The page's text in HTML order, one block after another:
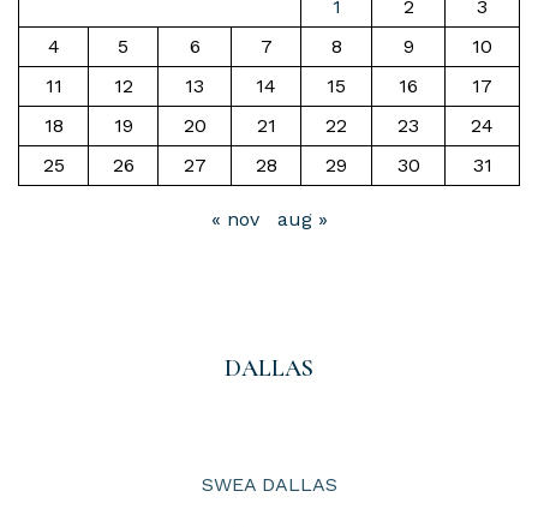
1
2
3
4
5 6 7 8 9
10
11
12 13 14 15 16
17
18
19 20 21 22 23
24
25
26 27 28 29 30 31
« nov aug »
DALLAS
SWEA DALLAS